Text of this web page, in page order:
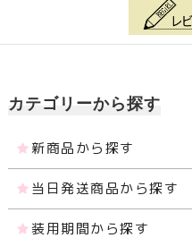
カテゴリーから探す
新商品から探す
当日発送商品から探す
装用期間から探す